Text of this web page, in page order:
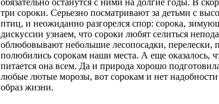
три сороки. Серьезно посматривают за детьми с
птиц, и неожиданно разгорелся спор: сорока,
дискуссии узнаем, что сороки любят селиться
облюбовывают небольшие лесопосадки, перелески,
полюбились сорокам наши места. А еще оказалось,
питается она всем. Да и природа хорошо
любые лютые морозы, вот сорокам и нет надобности
образ жизни.